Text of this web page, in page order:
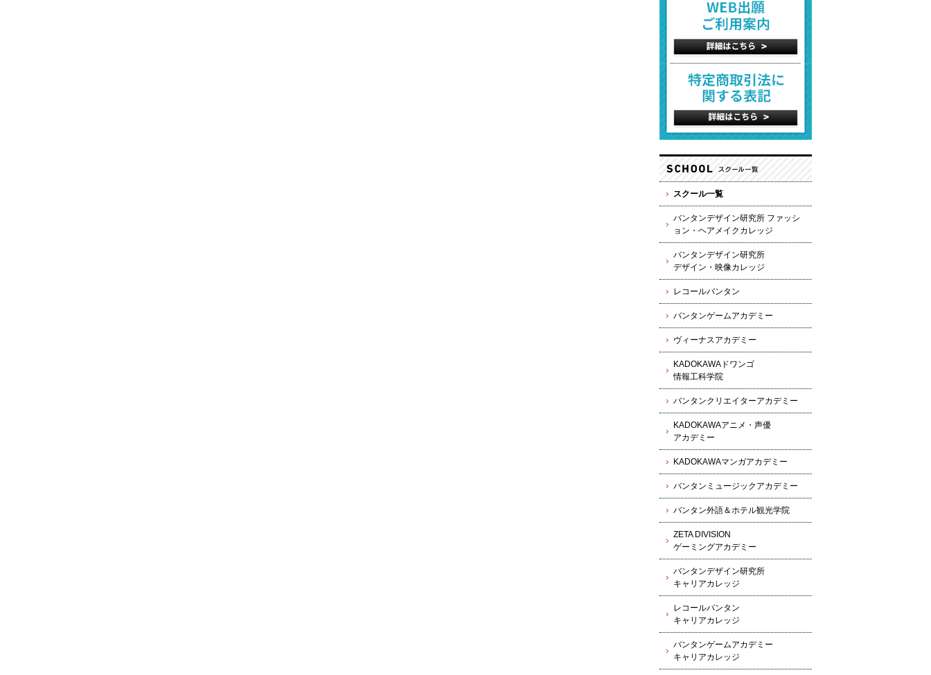
スクール一覧
バンタンデザイン研究所 ファッシ
ョン・ヘアメイクカレッジ
バンタンデザイン研究所
デザイン・映像カレッジ
レコールバンタン
バンタンゲームアカデミー
ヴィーナスアカデミー
KADOKAWAドワンゴ
情報工科学院
バンタンクリエイターアカデミー
KADOKAWAアニメ・声優
アカデミー
KADOKAWAマンガアカデミー
バンタンミュージックアカデミー
バンタン外語＆ホテル観光学院
ZETA DIVISION
ゲーミングアカデミー
バンタンデザイン研究所
キャリアカレッジ
レコールバンタン
キャリアカレッジ
バンタンゲームアカデミー
キャリアカレッジ